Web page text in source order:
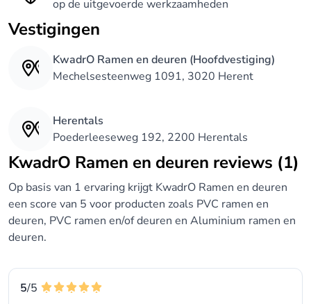
op de uitgevoerde werkzaamheden
Vestigingen
KwadrO Ramen en deuren (Hoofdvestiging)
Mechelsesteenweg 1091, 3020 Herent
Herentals
Poederleeseweg 192, 2200 Herentals
KwadrO Ramen en deuren reviews (1)
Op basis van 1 ervaring krijgt KwadrO Ramen en deuren
een score van 5 voor producten zoals PVC ramen en
deuren, PVC ramen en/of deuren en Aluminium ramen en
deuren.
5/5